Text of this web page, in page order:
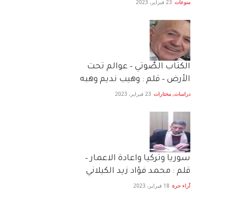
منوعات 23 فبراير، 2023
الكتاب الصَّوتي – عوالم تحت
الأرض – قلم : وهيب نديم وهبه
دراسات, مختارات 23 فبراير، 2023
سوريا وتركيا واعادة الاعمار –
قلم : محمد فؤاد زيد الكيلاني
آراء حرة 18 فبراير، 2023